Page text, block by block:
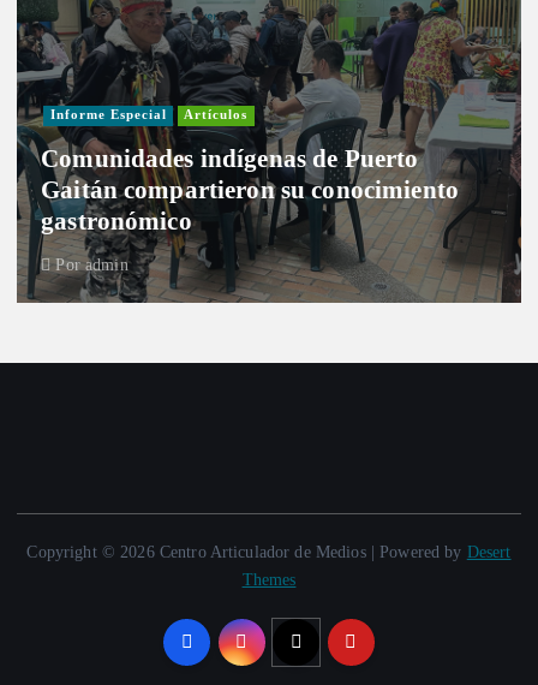
Informe Especial Artículos
Comunidades indígenas de Puerto
Gaitán compartieron su conocimiento
gastronómico
Por admin
Copyright © 2026 Centro Articulador de Medios | Powered by Desert
Themes